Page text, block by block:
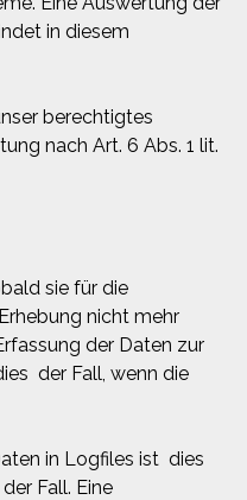
in diesem
berechtigtes
nach Art. 6 Abs. 1 lit.
sie für die
nicht mehr
der Daten zur
der Fall, wenn die
in Logfiles ist dies
Fall. Eine